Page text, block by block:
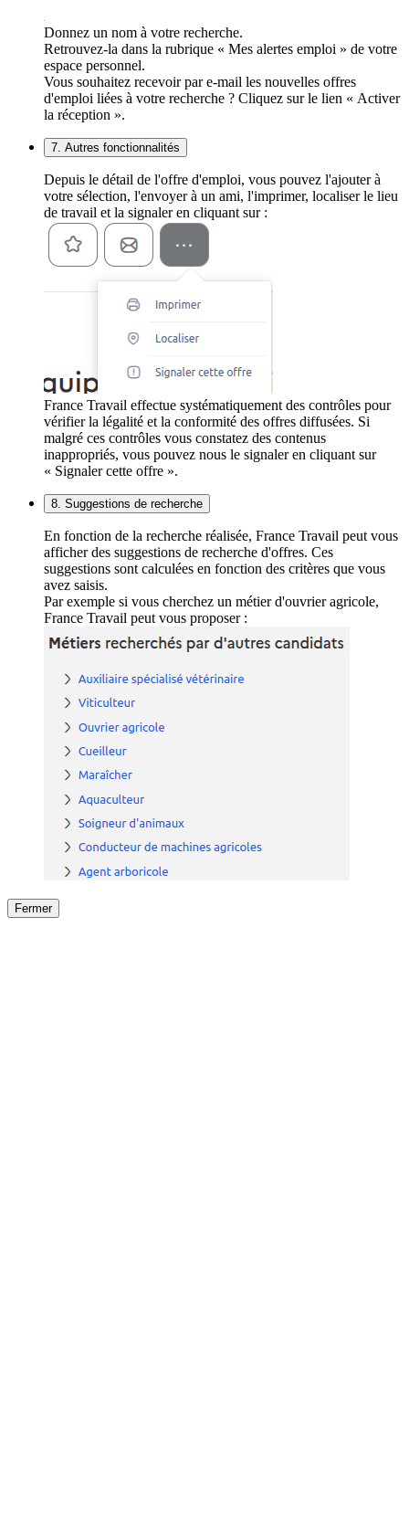
Donnez un nom à votre recherche.
Retrouvez-la dans la rubrique « Mes alertes emploi » de votre
espace personnel.
Vous souhaitez recevoir par e-mail les nouvelles offres
d'emploi liées à votre recherche ? Cliquez sur le lien « Activer
la réception ».
7. Autres fonctionnalités
Depuis le détail de l'offre d'emploi, vous pouvez l'ajouter à
votre sélection, l'envoyer à un ami, l'imprimer, localiser le lieu
de travail et la signaler en cliquant sur :
France Travail effectue systématiquement des contrôles pour
vérifier la légalité et la conformité des offres diffusées. Si
malgré ces contrôles vous constatez des contenus
inappropriés, vous pouvez nous le signaler en cliquant sur
« Signaler cette offre ».
8. Suggestions de recherche
En fonction de la recherche réalisée, France Travail peut vous
afficher des suggestions de recherche d'offres. Ces
suggestions sont calculées en fonction des critères que vous
avez saisis.
Par exemple si vous cherchez un métier d'ouvrier agricole,
France Travail peut vous proposer :
Fermer